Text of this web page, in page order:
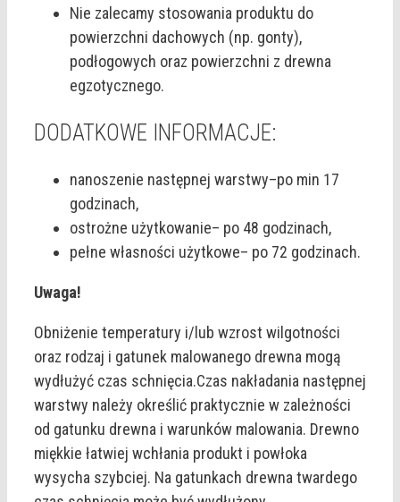
Nie zalecamy stosowania produktu do
powierzchni dachowych (np. gonty),
podłogowych oraz powierzchni z drewna
egzotycznego.
DODATKOWE INFORMACJE:
nanoszenie następnej warstwy–po min 17
godzinach,
ostrożne użytkowanie– po 48 godzinach,
pełne własności użytkowe– po 72 godzinach.
Uwaga!
Obniżenie temperatury i/lub wzrost wilgotności
oraz rodzaj i gatunek malowanego drewna mogą
wydłużyć czas schnięcia.Czas nakładania następnej
warstwy należy określić praktycznie w zależności
od gatunku drewna i warunków malowania. Drewno
miękkie łatwiej wchłania produkt i powłoka
wysycha szybciej. Na gatunkach drewna twardego